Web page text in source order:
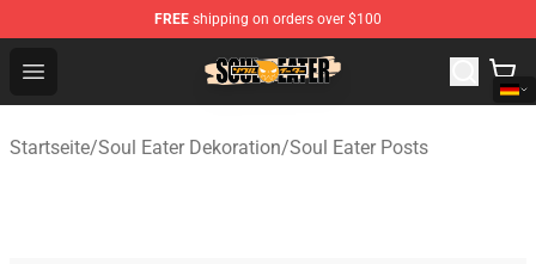
FREE shipping on orders over $100
Open menu
Soul Eater Store - Official Soul Eater Merchandise Shop
Startseite/Soul Eater Dekoration/Soul Eater Posts